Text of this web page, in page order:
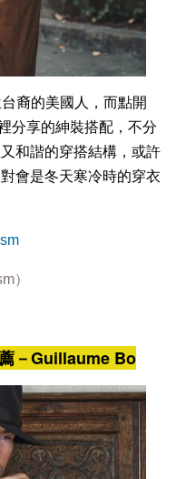
裔的美國人，而點開
分享的紳裝搭配，不分
和諧的穿搭結構，或許
會是冬天寒冷時的穿衣
）
－Guillaume Bo